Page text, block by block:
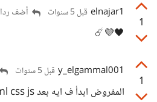
1
elnajar1 قبل 5 سنوات أضف ردا
🖤💜☄️
1
y_elgammal001 قبل 5 سنوات
المفروض ابدأ ف ايه بعد html css js